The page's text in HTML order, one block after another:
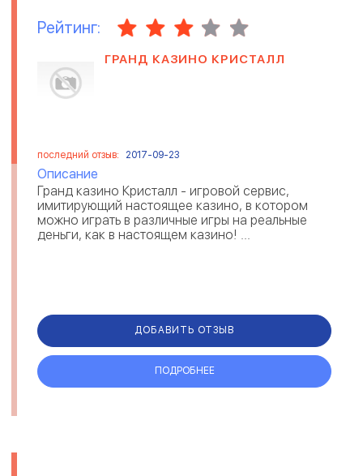
Рейтинг:
ГРАНД КАЗИНО КРИСТАЛЛ
последний отзыв: 2017-09-23
Описание
Гранд казино Кристалл - игровой сервис,
имитирующий настоящее казино, в котором
можно играть в различные игры на реальные
деньги, как в настоящем казино! ...
ДОБАВИТЬ ОТЗЫВ
ПОДРОБНЕЕ